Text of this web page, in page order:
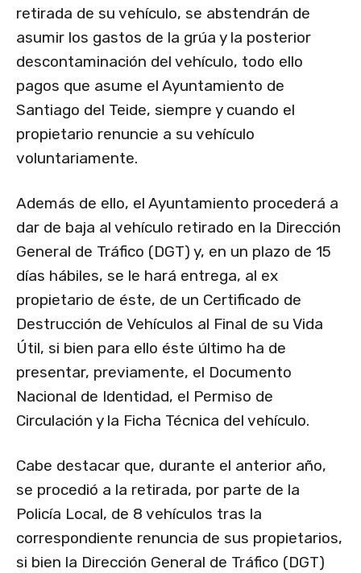
retirada de su vehículo, se abstendrán de
asumir los gastos de la grúa y la posterior
descontaminación del vehículo, todo ello
pagos que asume el Ayuntamiento de
Santiago del Teide, siempre y cuando el
propietario renuncie a su vehículo
voluntariamente.
Además de ello, el Ayuntamiento procederá a
dar de baja al vehículo retirado en la Dirección
General de Tráfico (DGT) y, en un plazo de 15
días hábiles, se le hará entrega, al ex
propietario de éste, de un Certificado de
Destrucción de Vehículos al Final de su Vida
Útil, si bien para ello éste último ha de
presentar, previamente, el Documento
Nacional de Identidad, el Permiso de
Circulación y la Ficha Técnica del vehículo.
Cabe destacar que, durante el anterior año,
se procedió a la retirada, por parte de la
Policía Local, de 8 vehículos tras la
correspondiente renuncia de sus propietarios,
si bien la Dirección General de Tráfico (DGT)